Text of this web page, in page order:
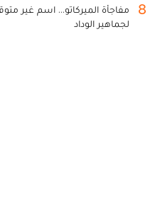
8
مفاجأة الميركاتو... اسم غير
لجماهير الوداد